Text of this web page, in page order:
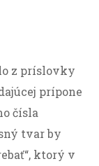
z príslovky
prípone
čísla
tvar by
ktorý v